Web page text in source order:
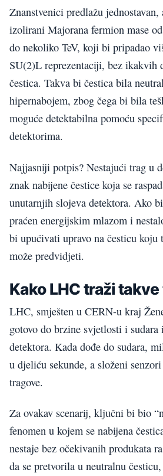
Znanstvenici predlažu
izolirani Majorana fermion mase
do nekoliko TeV, koji bi pripadao
SU(2)L reprezentaciji, bez ikakvih
čestica. Takva bi čestica bila
hipernabojem, zbog čega bi bila
moguće detektabilna pomoću
detektorima.
Najjasniji potpis? Nestajući trag u
znak nabijene čestice koja se
unutarnjih slojeva detektora. Ako
praćen energijskim mlazom i
bi upućivati upravo na česticu koju
može predvidjeti.
Kako LHC traži
LHC, smješten u CERN-u kraj
gotovo do brzine svjetlosti i
detektora. Kada dođe do sudara,
u djeliću sekunde, a složeni
tragove.
Za ovakav scenarij, ključni bi bio
fenomen u kojem se nabijena
nestaje bez očekivanih produkata
da se pretvorila u neutralnu